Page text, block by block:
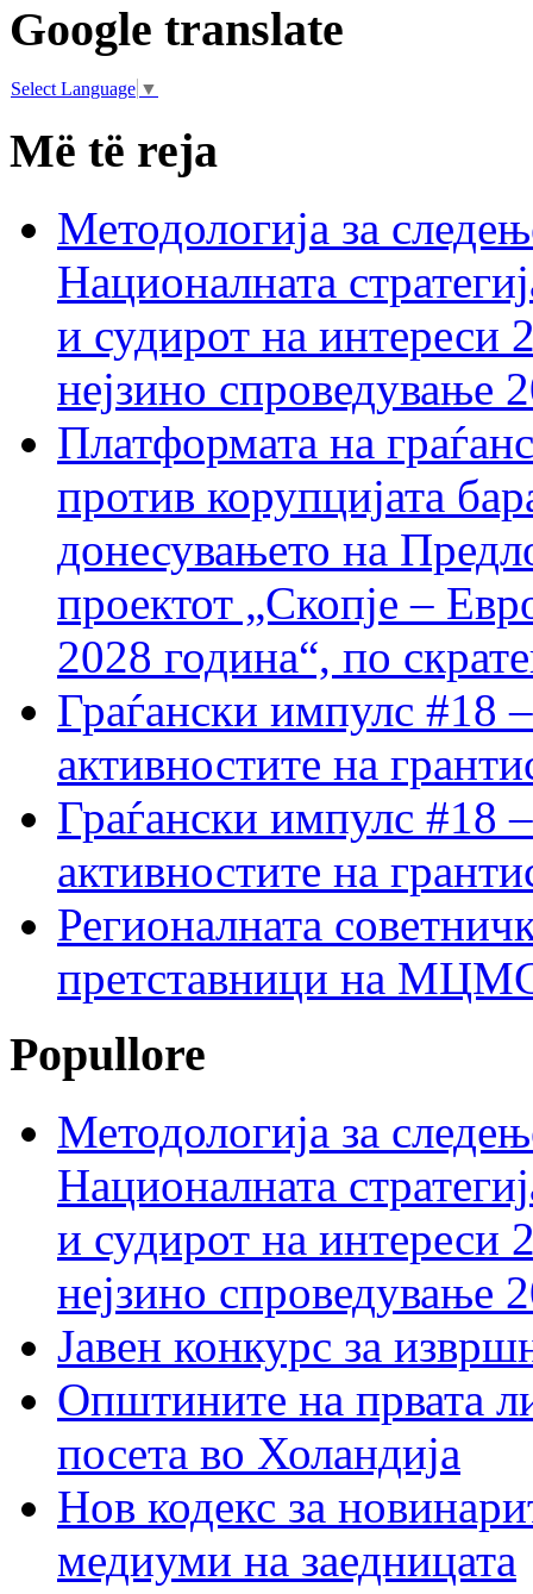
Google translate
Select Language ▼
Më të reja
Методологија за
Националната
и судирот на интереси
нејзино спроведување
Платформата на
против корупцијата
донесувањето на
проектот „Скопје –
2028 година“, по
Граѓански импулс #18
активностите на
Граѓански импулс #18
активностите на
Регионалната
претставници на МЦМС
Popullore
Методологија за
Националната
и судирот на интереси
нејзино спроведување
Јавен конкурс за
Општините на првата
посета во Холандија
Нов кодекс за
медиуми на заедницата